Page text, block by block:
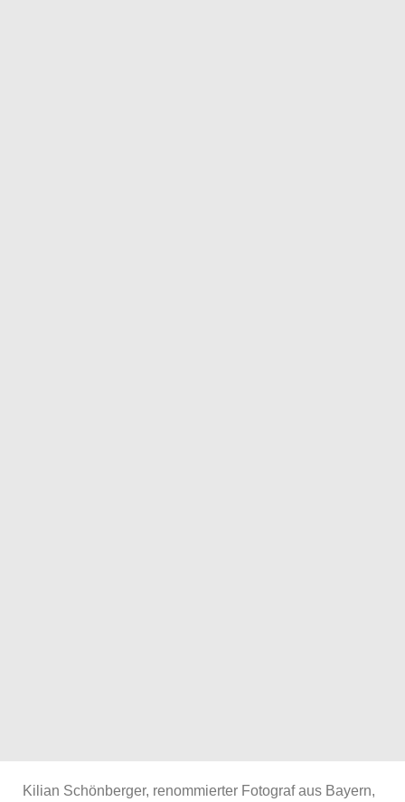
Kilian Schönberger, renommierter Fotograf aus Bayern,